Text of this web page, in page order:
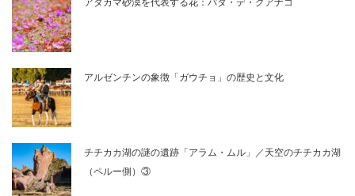
アルゼンチンの象徴「ガウチョ」の歴史と文化
チチカカ湖の謎の遺跡「アラム・ムル」／天空のチチカカ湖
（ペルー側）③